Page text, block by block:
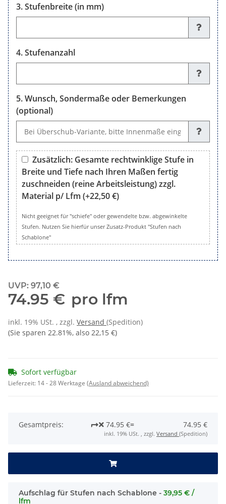
Stufenbreite (in mm)
Stufenanzahl
Wunsch, Sondermaße oder Bemerkungen
(optional)
Zusätzlich: Gesamte rechtwinklige Stufe in
Breite und Tiefe nach Ihren Maßen fertig
zuschneiden (reine Arbeitsleistung) zzgl.
Material p/ Lfm (+22,50 €)
Zusätzlich: Gesamte rechtwinklige Stufe in Breite und
Nicht geeignet für "schiefe" oder gewendelte bzw. abgewinkelte
Stufen. Nutzen Sie hierfür unser Zusatz-Produkt "Stufen nach
Schablone"
UVP: 97,10 €
74.95 € pro lfm
inkl. 19% USt. , zzgl. Versand (Spedition)
(Sie sparen 22.81%, also 22,15 €)
Sofort verfügbar
Lieferzeit: 14 - 28 Werktage (Ausland abweichend)
Gesamtpreis: 74.95 €= 74.95 €
inkl. 19% USt. , zzgl. Versand (Spedition)
Aufschlag für Stufen nach Schablone - 39,95 € /
lfm